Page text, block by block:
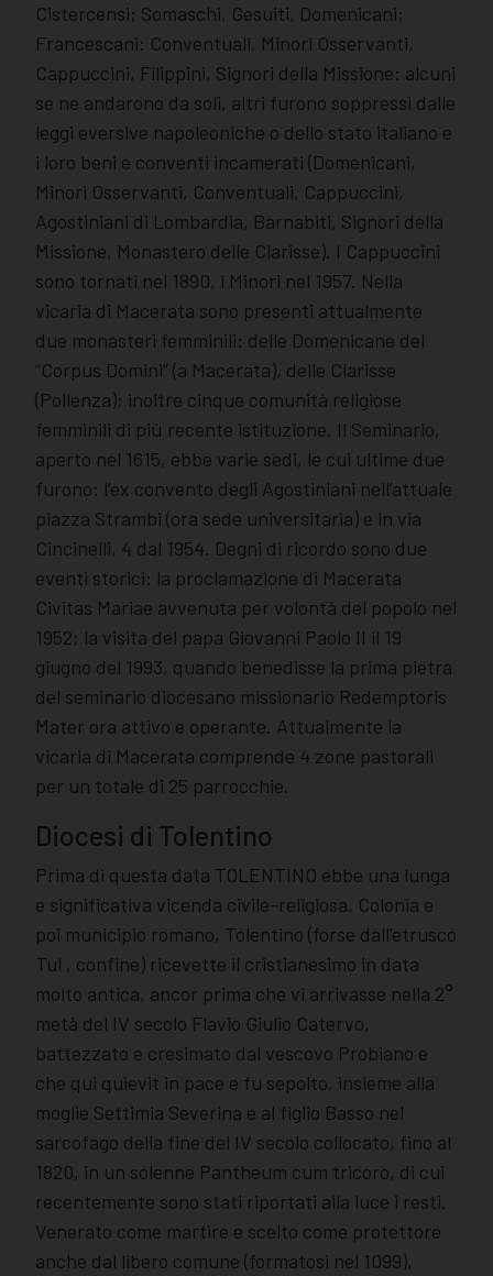
Cistercensi; Somaschi, Gesuiti, Domenicani;
Francescani: Conventuali, Minori Osservanti,
Cappuccini, Filippini, Signori della Missione: alcuni
se ne andarono da soli, altri furono soppressi dalle
leggi eversive napoleoniche o dello stato italiano e
i loro beni e conventi incamerati (Domenicani,
Minori Osservanti, Conventuali, Cappuccini,
Agostiniani di Lombardia, Barnabiti, Signori della
Missione, Monastero delle Clarisse). I Cappuccini
sono tornati nel 1890, i Minori nel 1957. Nella
vicaria di Macerata sono presenti attualmente
due monasteri femminili: delle Domenicane del
“Corpus Domini” (a Macerata), delle Clarisse
(Pollenza); inoltre cinque comunità religiose
femminili di più recente istituzione. Il Seminario,
aperto nel 1615, ebbe varie sedi, le cui ultime due
furono: l’ex convento degli Agostiniani nell’attuale
piazza Strambi (ora sede universitaria) e in via
Cincinelli, 4 dal 1954. Degni di ricordo sono due
eventi storici: la proclamazione di Macerata
Civitas Mariae avvenuta per volontà del popolo nel
1952; la visita del papa Giovanni Paolo II il 19
giugno del 1993, quando benedisse la prima pietra
del seminario diocesano missionario Redemptoris
Mater ora attivo e operante. Attualmente la
vicaria di Macerata comprende 4 zone pastorali
per un totale di 25 parrocchie.
Diocesi di Tolentino
Prima di questa data TOLENTINO ebbe una lunga
e significativa vicenda civile-religiosa. Colonia e
poi municipio romano, Tolentino (forse dall’etrusco
Tul , confine) ricevette il cristianesimo in data
molto antica, ancor prima che vi arrivasse nella 2°
metà del IV secolo Flavio Giulio Catervo,
battezzato e cresimato dal vescovo Probiano e
che qui quievit in pace e fu sepolto, insieme alla
moglie Settimia Severina e al figlio Basso nel
sarcofago della fine del IV secolo collocato, fino al
1820, in un solenne Pantheum cum tricoro, di cui
recentemente sono stati riportati alla luce i resti.
Venerato come martire e scelto come protettore
anche dal libero comune (formatosi nel 1099),